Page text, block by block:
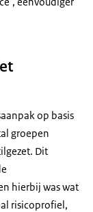
op basis
groepen
Dit
hierbij was wat
risicoprofiel,